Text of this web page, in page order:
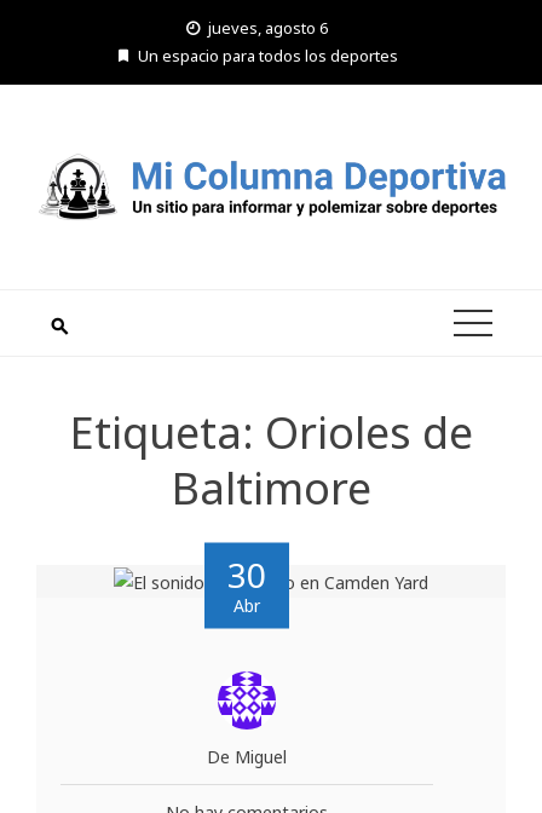
jueves, agosto 6
Un espacio para todos los deportes
Etiqueta: Orioles de
Baltimore
30
Abr
De Miguel